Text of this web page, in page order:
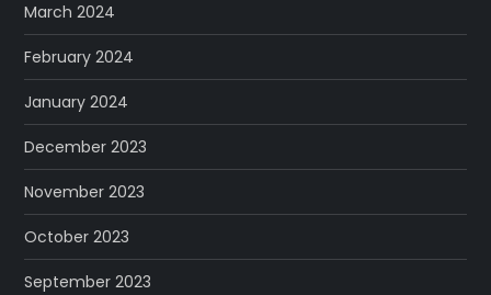
March 2024
February 2024
January 2024
December 2023
November 2023
October 2023
September 2023